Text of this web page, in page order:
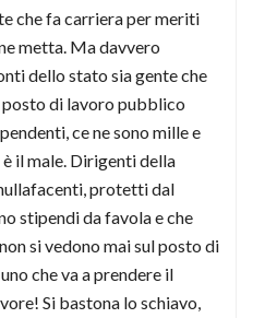
che fa carriera per meriti
metta. Ma davvero
dello stato sia gente che
posto di lavoro pubblico
ce ne sono mille e
il male. Dirigenti della
protetti dal
stipendi da favola e che
si vedono mai sul posto di
che va a prendere il
Si bastona lo schiavo,